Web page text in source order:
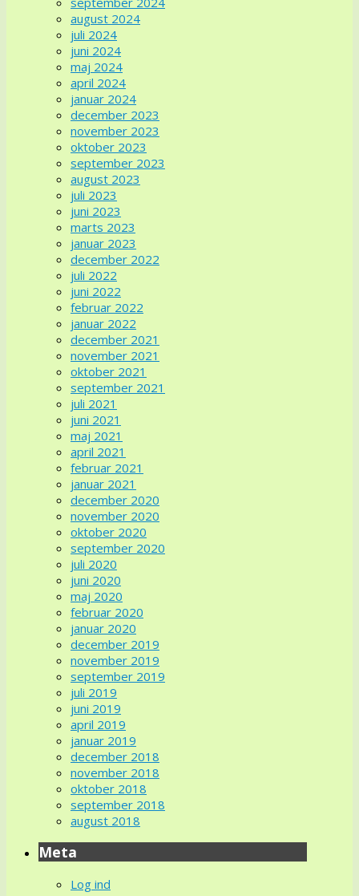
august 2024
juli 2024
juni 2024
maj 2024
april 2024
januar 2024
december 2023
november 2023
oktober 2023
september 2023
august 2023
juli 2023
juni 2023
marts 2023
januar 2023
december 2022
juli 2022
juni 2022
februar 2022
januar 2022
december 2021
november 2021
oktober 2021
september 2021
juli 2021
juni 2021
maj 2021
april 2021
februar 2021
januar 2021
december 2020
november 2020
oktober 2020
september 2020
juli 2020
juni 2020
maj 2020
februar 2020
januar 2020
december 2019
november 2019
september 2019
juli 2019
juni 2019
april 2019
januar 2019
december 2018
november 2018
oktober 2018
september 2018
august 2018
Meta
Log ind